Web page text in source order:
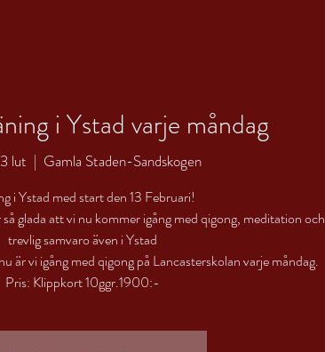
i Ystad varje måndag
lut
  |
Gamla Staden-Sandskogen
i Ystad med start den 13 Februari!
glada att vi nu kommer igång med qigong, meditation och
trevlig samvaro även i Ystad
är vi igång med qigong på Lancasterskolan varje måndag.
Pris: Klippkort 10ggr.1900:-